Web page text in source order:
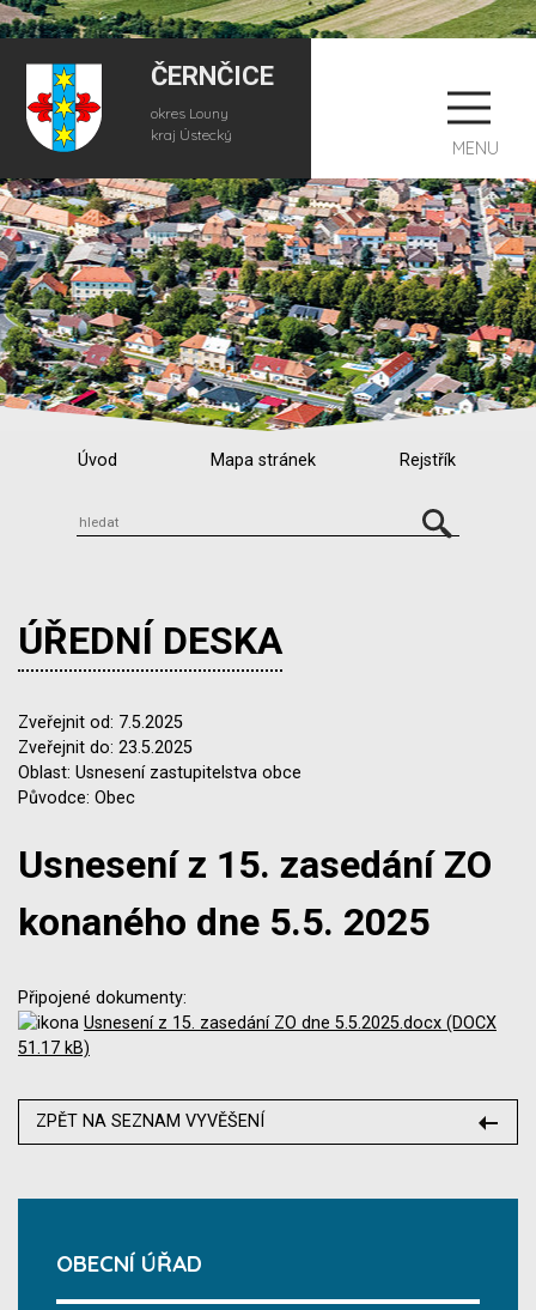
ČERNČICE
okres Louny
kraj Ústecký
MENU
Úvod Mapa stránek Rejstřík
ÚŘEDNÍ DESKA
Zveřejnit od: 7.5.2025
Zveřejnit do: 23.5.2025
Oblast: Usnesení zastupitelstva obce
Původce: Obec
Usnesení z 15. zasedání ZO
konaného dne 5.5. 2025
Připojené dokumenty:
Usnesení z 15. zasedání ZO dne 5.5.2025.docx (DOCX
51.17 kB)
ZPĚT NA SEZNAM VYVĚŠENÍ
OBECNÍ ÚŘAD